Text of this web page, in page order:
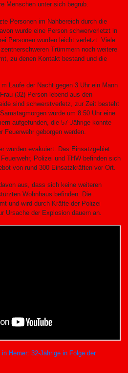
Menschen unter sich begrub.
Personen im Nahbereich durch die
wurde eine Person schwerverletzt in
Personen wurden leicht verletzt. Viele
Trümmern noch weitere
zu denen Kontakt bestand und die
Laufe der Nacht gegen 3 Uhr ein Mann
(32) Person lebend aus den
sind schwerstverletz, zur Zeit besteht
wurde um 8:50 Uhr eine
aufgefunden, die 57-Jährige konnte
Feuerwehr geborgen werden.
wurden evakuiert. Das Einsatzgebiet
Polizei und THW befinden sich
von rund 300 Einsatzkräften vor Ort.
aus, dass sich keine weiteren
Wohnhaus befinden. Die
und wird durch Kräfte der Polizei
Ursache der Explosion dauern an.
Hemer: 32-Jährige in Folge der